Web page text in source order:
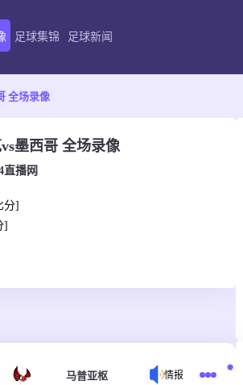
足球集锦 足球新闻
全场录像
墨西哥 全场录像
直播网
分]
]
马普亚枢 情报